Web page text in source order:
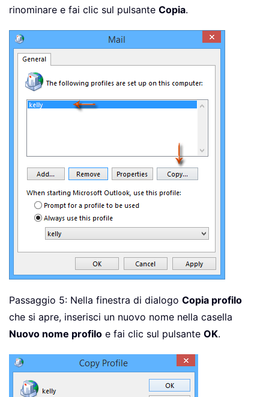
rinominare e fai clic sul pulsante Copia.
Passaggio 5: Nella finestra di dialogo Copia profilo
che si apre, inserisci un nuovo nome nella casella
Nuovo nome profilo e fai clic sul pulsante OK.